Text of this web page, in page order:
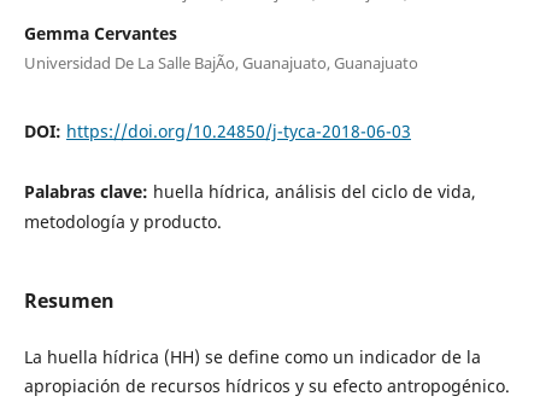
Gemma Cervantes
Universidad De La Salle BajÃ­o, Guanajuato, Guanajuato
DOI: https://doi.org/10.24850/j-tyca-2018-06-03
Palabras clave: huella hídrica, análisis del ciclo de vida,
metodología y producto.
Resumen
La huella hídrica (HH) se define como un indicador de la
apropiación de recursos hídricos y su efecto antropogénico.